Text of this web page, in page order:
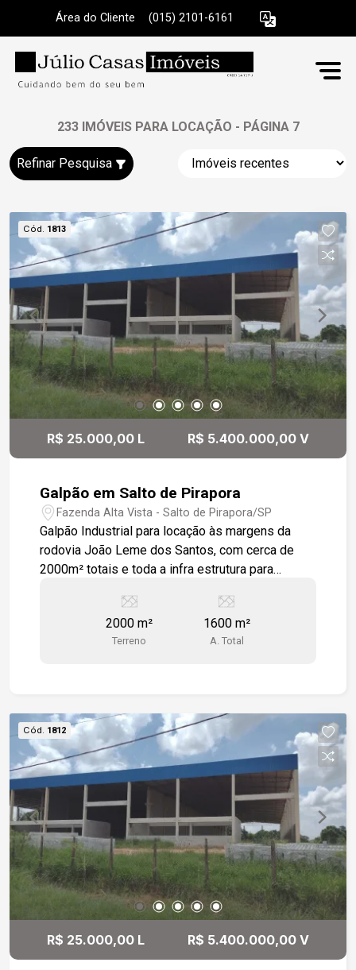
Área do Cliente (015) 2101-6161
233 IMÓVEIS PARA LOCAÇÃO - PÁGINA 7
Refinar Pesquisa
Cód. 1813
R$ 25.000,00 L R$ 5.400.000,00 V
Galpão em Salto de Pirapora
Fazenda Alta Vista - Salto de Pirapora/SP
Galpão Industrial para locação às margens da
rodovia João Leme dos Santos, com cerca de
2000m² totais e toda a infra estrutura para
rodovias Raposo Tavares e Castelo Branco.
2000 m²
Terreno
1600 m²
A. Total
Cód. 1812
R$ 25.000,00 L R$ 5.400.000,00 V